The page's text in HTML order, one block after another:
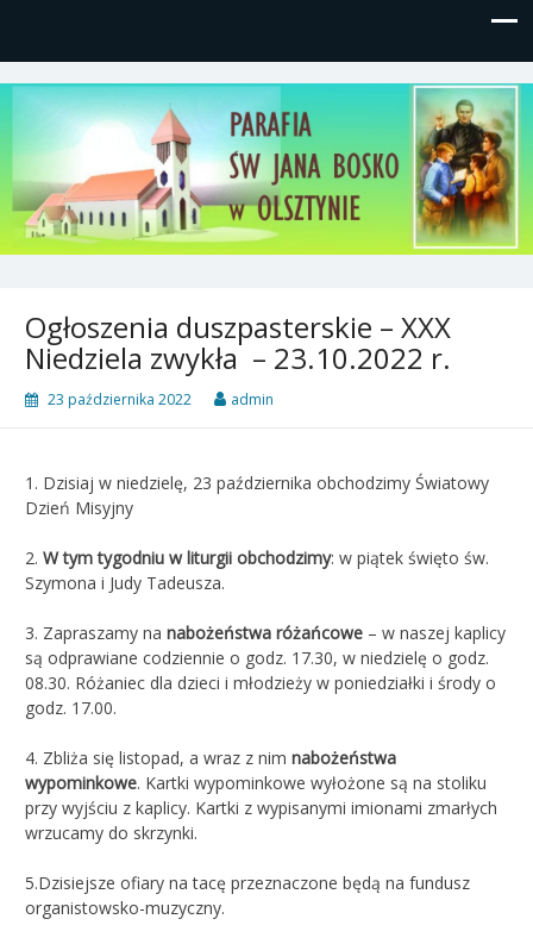
Parafia św, Jana Bosko w
Olsztynie
Gutkowo, ul. Żółkiewskiego 1
Ogłoszenia duszpasterskie – XXX
Niedziela zwykła – 23.10.2022 r.
23 października 2022 admin
1. Dzisiaj w niedzielę, 23 października obchodzimy Światowy
Dzień Misyjny
2. W tym tygodniu w liturgii obchodzimy: w piątek święto św.
Szymona i Judy Tadeusza.
3. Zapraszamy na nabożeństwa różańcowe – w naszej kaplicy
są odprawiane codziennie o godz. 17.30, w niedzielę o godz.
08.30. Różaniec dla dzieci i młodzieży w poniedziałki i środy o
godz. 17.00.
4. Zbliża się listopad, a wraz z nim nabożeństwa
wypominkowe. Kartki wypominkowe wyłożone są na stoliku
przy wyjściu z kaplicy. Kartki z wypisanymi imionami zmarłych
wrzucamy do skrzynki.
5.Dzisiejsze ofiary na tacę przeznaczone będą na fundusz
organistowsko-muzyczny.